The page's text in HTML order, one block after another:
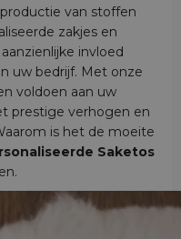
van stoffen
zakjes en
invloed
uw bedrijf. Met onze
voldoen aan uw
prestige verhogen en
is het de moeite
Saketos